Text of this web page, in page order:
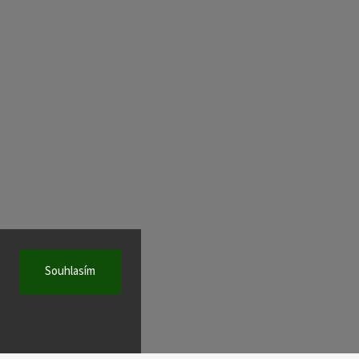
Souhlasím